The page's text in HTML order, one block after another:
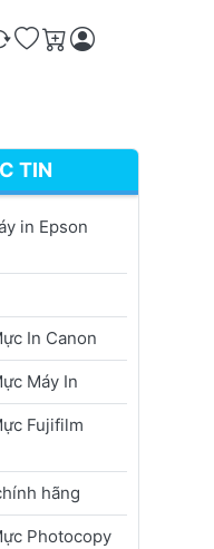
nhập. Nhấn phím
sánh
Ưa thích
Giỏ hàng
TIN
in Epson
In Canon
Máy In
Fujifilm
hãng
Photocopy